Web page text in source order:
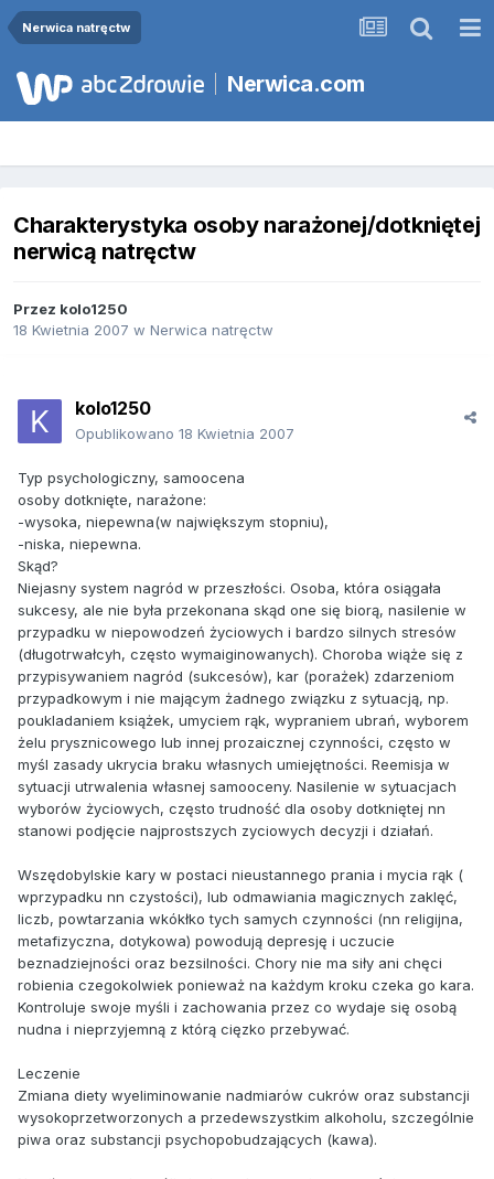
Nerwica natręctw
Nerwica.com
Charakterystyka osoby narażonej/dotkniętej
nerwicą natręctw
Przez kolo1250
18 Kwietnia 2007 w Nerwica natręctw
kolo1250
Opublikowano 18 Kwietnia 2007
Typ psychologiczny, samoocena
osoby dotknięte, narażone:
-wysoka, niepewna(w największym stopniu),
-niska, niepewna.
Skąd?
Niejasny system nagród w przeszłości. Osoba, która osiągała
sukcesy, ale nie była przekonana skąd one się biorą, nasilenie w
przypadku w niepowodzeń życiowych i bardzo silnych stresów
(długotrwałcyh, często wymaiginowanych). Choroba wiąże się z
przypisywaniem nagród (sukcesów), kar (porażek) zdarzeniom
przypadkowym i nie mającym żadnego związku z sytuacją, np.
poukladaniem książek, umyciem rąk, wypraniem ubrań, wyborem
żelu prysznicowego lub innej prozaicznej czynności, często w
myśl zasady ukrycia braku własnych umiejętności. Reemisja w
sytuacji utrwalenia własnej samooceny. Nasilenie w sytuacjach
wyborów życiowych, często trudność dla osoby dotkniętej nn
stanowi podjęcie najprostszych zyciowych decyzji i działań.
Wszędobylskie kary w postaci nieustannego prania i mycia rąk (
wprzypadku nn czystości), lub odmawiania magicznych zaklęć,
liczb, powtarzania wkókłko tych samych czynności (nn religijna,
metafizyczna, dotykowa) powodują depresję i uczucie
beznadziejności oraz bezsilności. Chory nie ma siły ani chęci
robienia czegokolwiek ponieważ na każdym kroku czeka go kara.
Kontroluje swoje myśli i zachowania przez co wydaje się osobą
nudna i nieprzyjemną z którą cięzko przebywać.
Leczenie
Zmiana diety wyeliminowanie nadmiarów cukrów oraz substancji
wysokoprzetworzonych a przedewszystkim alkoholu, szczególnie
piwa oraz substancji psychopobudzających (kawa).